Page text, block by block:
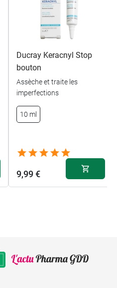
Ducray Keracnyl Stop
bouton
Assèche et traite les
imperfections
10 ml
9,99 €